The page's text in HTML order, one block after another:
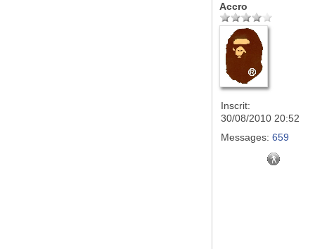
Accro
Inscrit:
30/08/2010 20:52
Messages: 659